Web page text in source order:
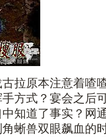
拉原本注意着喳
方式？宴会之后
知道了事实？网
蜥兽双眼飙血的